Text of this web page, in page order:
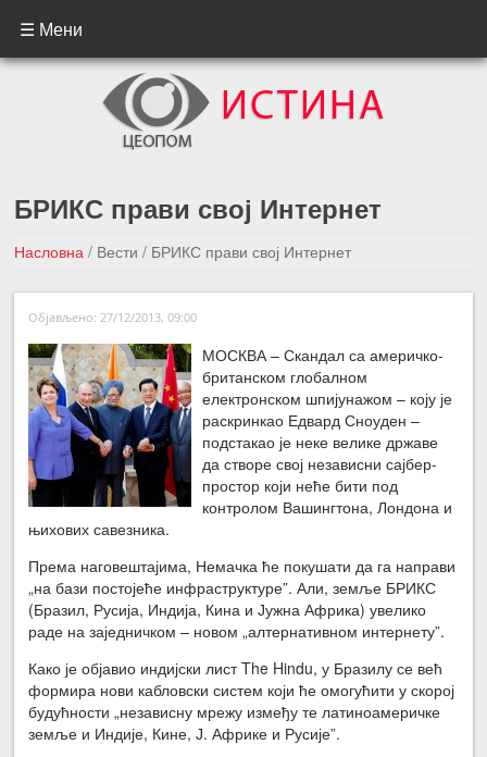
☰ Мени
БРИКС прави свој Интернет
Насловна / Вести/ БРИКС прави свој Интернет
←Претходна вест
Следећа вест →
Објављено: 27/12/2013, 09:00
МОСКВА – Скандал са америчко-
британском глобалном
електронском шпијунажом – коју је
раскринкао Едвард Сноуден –
подстакао је неке велике државе
да створе свој независни сајбер-
простор који неће бити под
контролом Вашингтона, Лондона и
њихових савезника.
Према наговештајима, Немачка ће покушати да га направи
„на бази постојеће инфраструктуре”. Али, земље БРИКС
(Бразил, Русија, Индија, Кина и Јужна Африка) увелико
раде на заједничком – новом „алтернативном интернету”.
Како је објавио индијски лист The Hindu, у Бразилу се већ
формира нови кабловски систем који ће омогућити у скорој
будућности „независну мрежу између те латиноамеричке
земље и Индије, Кине, Ј. Африке и Русије”.